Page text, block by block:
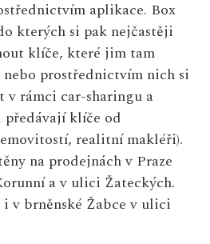
aplikace. Box
kterých si pak nejčastěji
klíče, které jim tam
prostřednictvím nich si
v rámci car-sharingu a
předávají klíče od
realitní makléři).
na prodejnách v Praze
a v ulici Žateckých.
v brněnské Žabce v ulici